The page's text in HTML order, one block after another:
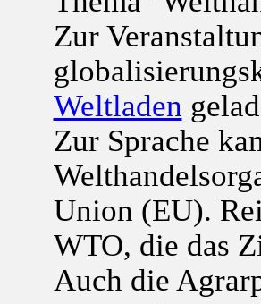
Zur
Weltladen
Zur Sprache
Union (EU).
WTO, die das
Auch die